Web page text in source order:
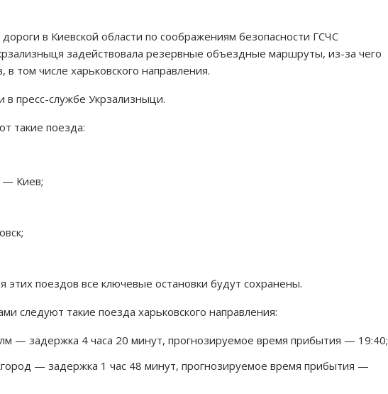
в Киевской области по соображениям безопасности ГСЧС
задействовала резервные объездные маршруты, из-за чего
том числе харьковского направления.
в пресс-службе Укрзализныци.
такие поезда:
— Киев;
этих поездов все ключевые остановки будут сохранены.
следуют такие поезда харьковского направления:
— задержка 4 часа 20 минут, прогнозируемое время прибытия — 19:40;
— задержка 1 час 48 минут, прогнозируемое время прибытия —